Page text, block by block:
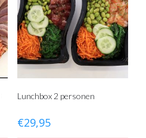
Lunchbox 2 personen
€29,95